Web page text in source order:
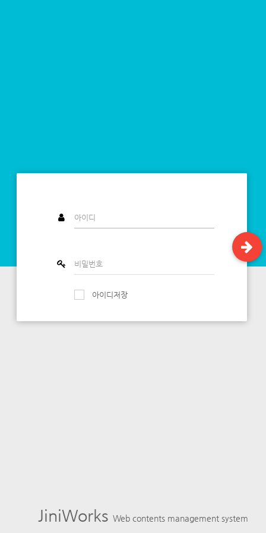
아이디저장
JiniWorks Web contents management system